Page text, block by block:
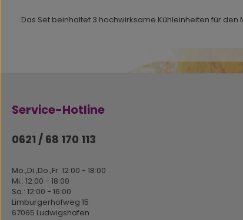
Das Set beinhaltet 3 hochwirksame Kühleinheiten für
Service-Hotline
0621 / 68 170 113
Mo.,Di.,Do.,Fr: 12:00 - 18:00
Mi.: 12:00 - 18:00
Sa.: 12:00 - 16:00
Limburgerhofweg 15
67065 Ludwigshafen